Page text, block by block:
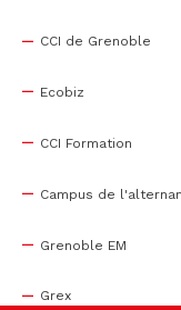
CCI de Grenoble
Ecobiz
CCI Formation
Campus de
Grenoble EM
Grex